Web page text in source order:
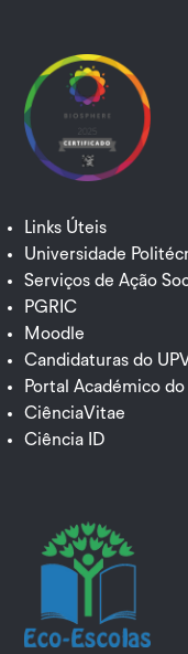
Links Úteis
Universidade
Serviços de Ação
PGRIC
Moodle
Candidaturas do
Portal Académico do
CiênciaVitae
Ciência ID